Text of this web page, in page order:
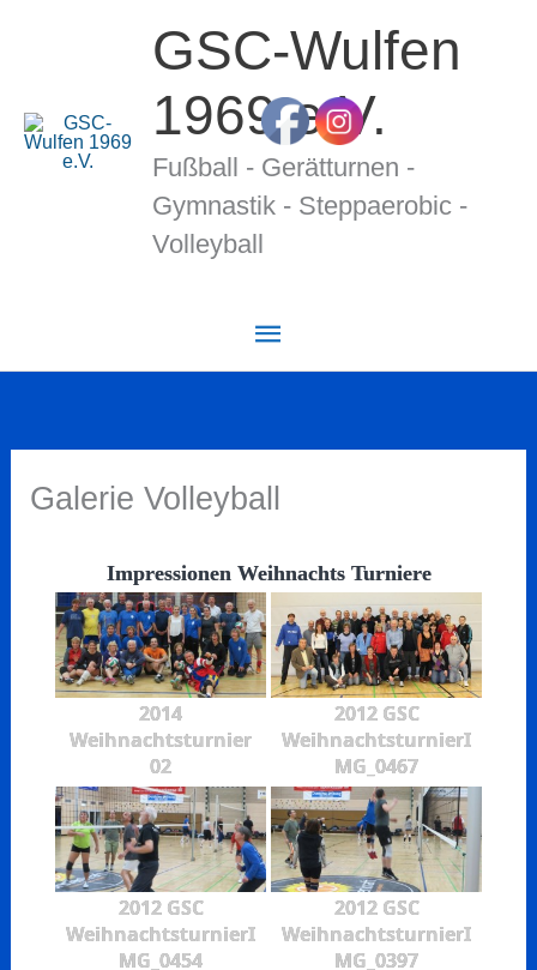
GSC-Wulfen
1969 e.V.
Fußball - Gerätturnen -
Gymnastik - Stepp­ae­ro­bic -
Volleyball
Hauptmenü
Galerie Volleyball
Impressionen Weihnachts Turniere
2014
Weihnachtsturnier
02
2012 GSC
WeihnachtsturnierI
MG_0467
2012 GSC
WeihnachtsturnierI
MG_0454
2012 GSC
WeihnachtsturnierI
MG_0397